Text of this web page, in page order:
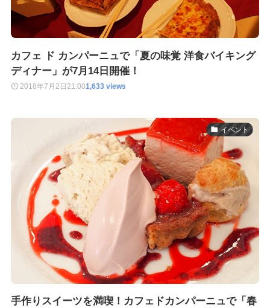
カフェ ド カンパーニュで「夏の味覚 洋食バイキング
ディナー」が7月14日開催！
2018年7月2日 21:001,633 views
イベント
手作りスイーツを満喫！カフェドカンパーニュで「春